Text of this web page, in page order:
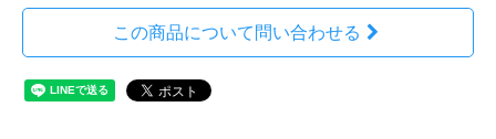
この商品について問い合わせる